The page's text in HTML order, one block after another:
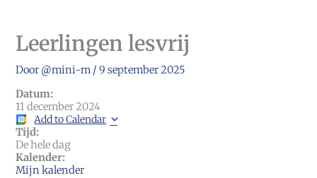
Leerlingen lesvrij
Door @mini-m /9 september 2025
Datum:
11 december 2024
Add to Calendar
Tijd:
De hele dag
Kalender:
Mijn kalender